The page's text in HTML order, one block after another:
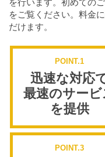
を行います。初めての
をご覧ください。料金
だけます。
POINT.1
迅速な対応
最速のサービ
を提供
POINT.3